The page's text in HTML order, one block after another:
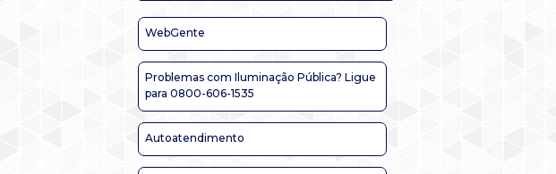
WebGente
Problemas com Iluminação Pública? Ligue
para 0800-606-1535
Autoatendimento